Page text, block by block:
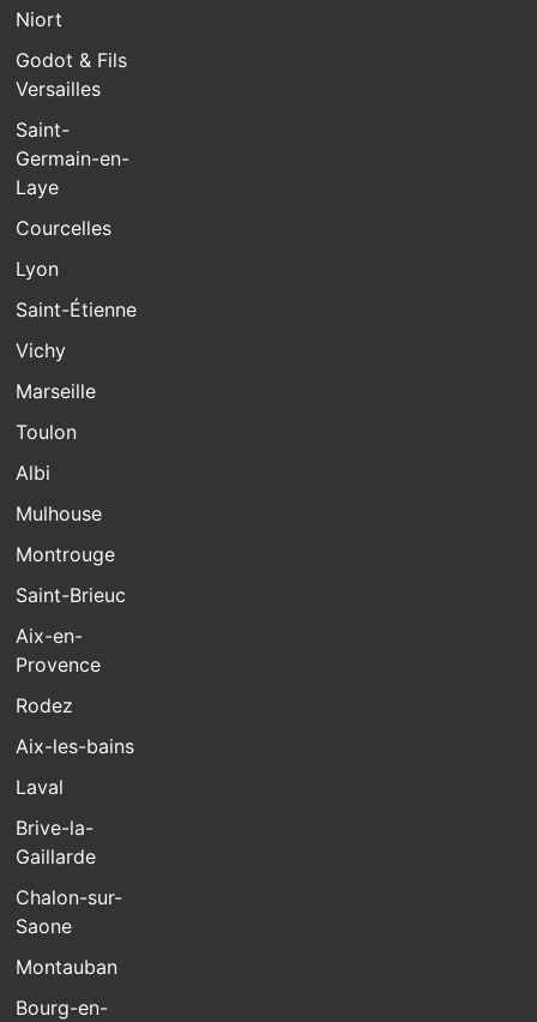
Niort
Godot & Fils
Versailles
Saint-
Germain-en-
Laye
Courcelles
Lyon
Saint-Étienne
Vichy
Marseille
Toulon
Albi
Mulhouse
Montrouge
Saint-Brieuc
Aix-en-
Provence
Rodez
Aix-les-bains
Laval
Brive-la-
Gaillarde
Chalon-sur-
Saone
Montauban
Bourg-en-